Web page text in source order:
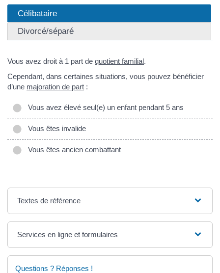
Célibataire
Divorcé/séparé
Vous avez droit à 1 part de quotient familial.
Cependant, dans certaines situations, vous pouvez bénéficier
d’une majoration de part :
Vous avez élevé seul(e) un enfant pendant 5 ans
Vous êtes invalide
Vous êtes ancien combattant
Textes de référence
Services en ligne et formulaires
Questions ? Réponses !